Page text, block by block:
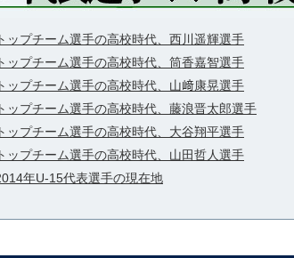
トップチーム選手の高校時代、西川遥輝選手
トップチーム選手の高校時代、筒香嘉智選手
トップチーム選手の高校時代、山﨑康晃選手
トップチーム選手の高校時代、藤浪晋太郎選手
トップチーム選手の高校時代、大谷翔平選手
トップチーム選手の高校時代、山田哲人選手
年U-15代表選手の現在地